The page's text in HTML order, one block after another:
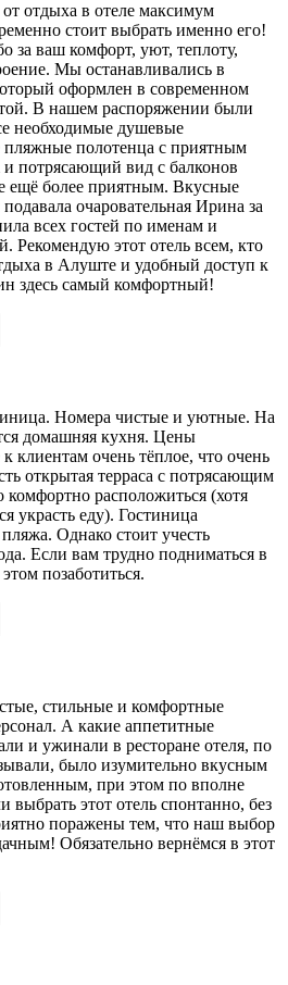
отдыха в отеле максимум
стоит выбрать именно его!
за ваш комфорт, уют, теплоту,
Мы останавливались в
оформлен в современном
В нашем распоряжении были
необходимые душевые
пляжные полотенца с приятным
потрясающий вид с балконов
ещё более приятным. Вкусные
очаровательная Ирина за
всех гостей по именам и
Рекомендую этот отель всем, кто
в Алуште и удобный доступ к
здесь самый комфортный!
Номера чистые и уютные. На
домашняя кухня. Цены
клиентам очень тёплое, что очень
открытая терраса с потрясающим
расположиться (хотя
украсть еду). Гостиница
Однако стоит учесть
Если вам трудно подниматься в
позаботиться.
стильные и комфортные
А какие аппетитные
и ужинали в ресторане отеля, по
было изумительно вкусным
при этом по вполне
этот отель спонтанно, без
поражены тем, что наш выбор
Обязательно вернёмся в этот